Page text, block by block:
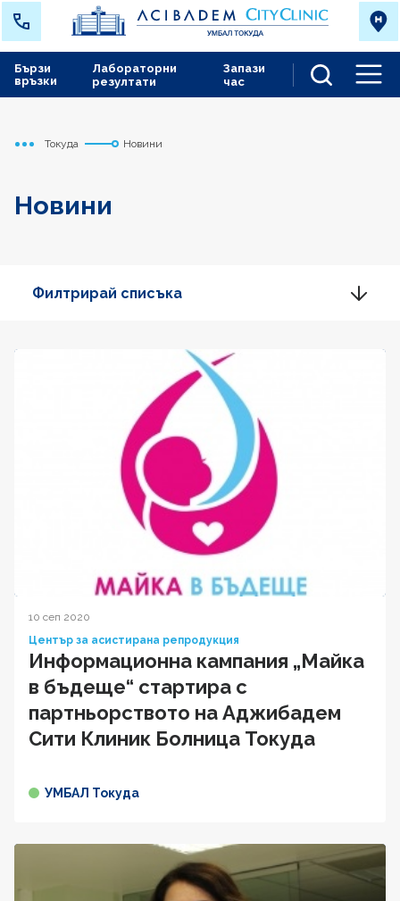
Лабораторни
резултати
Запази
час
Бързи
връзки
Начало
Токуда Новини
Новини
Филтрирай списъка
10 сеп 2020
Център за асистирана репродукция
Информационна кампания „Майка
в бъдеще“ стартира с
партньорството на Аджибадем
Сити Клиник Болница Токуда
УМБАЛ Токуда